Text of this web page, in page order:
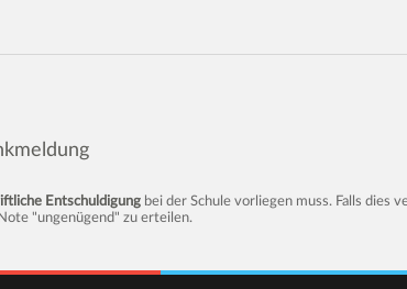
Entschuldigung bei der Schule vorliegen muss. Falls dies
"ungenügend" zu erteilen.